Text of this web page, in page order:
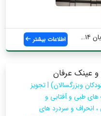
... اطلاعات بیشتر
عینک عرفان
وبزرگسالان) | تجویز
طبی و آفتابی و
، انحراف و سردرد های